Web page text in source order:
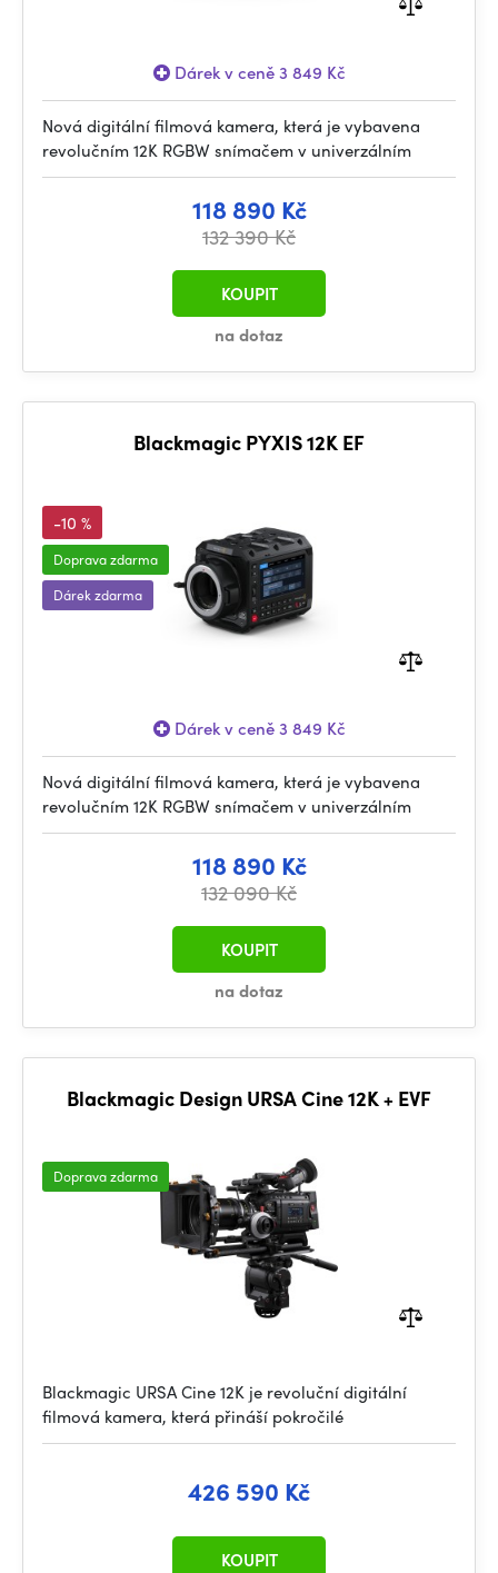
Dárek v ceně 3 849 Kč
Nová digitální filmová kamera, která je vybavena
revolučním 12K RGBW snímačem v univerzálním
118 890 Kč
132 390 Kč
na dotaz
KOUPIT
Blackmagic PYXIS 12K EF
-10 %
Doprava zdarma
Dárek zdarma
Dárek v ceně 3 849 Kč
Nová digitální filmová kamera, která je vybavena
revolučním 12K RGBW snímačem v univerzálním
118 890 Kč
132 090 Kč
na dotaz
KOUPIT
Blackmagic Design URSA Cine 12K + EVF
Doprava zdarma
Blackmagic URSA Cine 12K je revoluční digitální
filmová kamera, která přináší pokročilé
426 590 Kč
KOUPIT